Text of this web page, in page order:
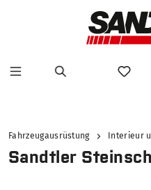
Fahrzeugausrüstung Interieur
Sandtler